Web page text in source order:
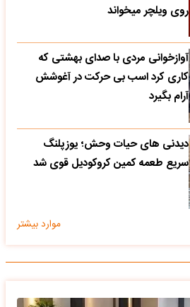
روی ویلچر میخواند
آوازخوانی مردی با صدای بهشتی که
کاری کرد اسب بی حرکت در آغوشش
آرام بگیرد
دیدنی های حیات وحش؛ یوزپلنگ
سریع طعمه کمین کروکودیل قوی شد
موارد بیشتر